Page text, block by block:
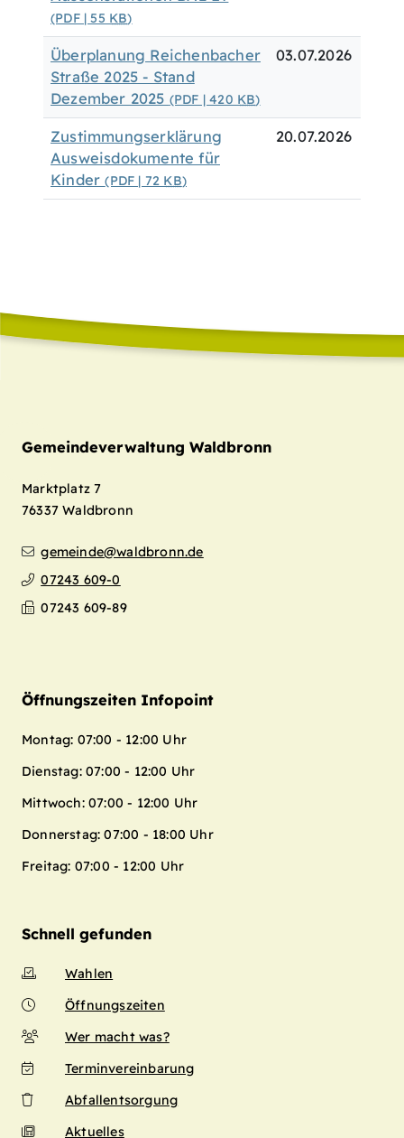
(PDF | 55 KB)
Überplanung Reichenbacher
Straße 2025 - Stand
Dezember 2025 (PDF | 420 KB)
03.07.2026
Zustimmungserklärung
Ausweisdokumente für
Kinder(PDF | 72 KB)
20.07.2026
Gemeindeverwaltung Waldbronn
Marktplatz 7
76337 Waldbronn
gemeinde@waldbronn.de
07243 609-0
07243 609-89
Öffnungszeiten Infopoint
Montag: 07:00 - 12:00 Uhr
Dienstag: 07:00 - 12:00 Uhr
Mittwoch: 07:00 - 12:00 Uhr
Donnerstag: 07:00 - 18:00 Uhr
Freitag: 07:00 - 12:00 Uhr
Schnell gefunden
Wahlen
Öffnungszeiten
Wer macht was?
Terminvereinbarung
Abfallentsorgung
Aktuelles